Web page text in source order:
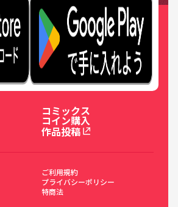
コミックス
コイン購入
作品投稿
ご利用規約
プライバシーポリシー
特商法